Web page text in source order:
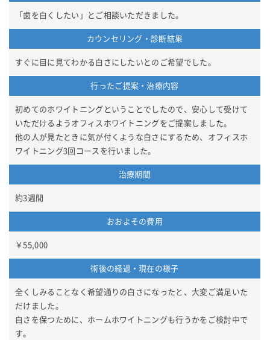
「歯を白くしたい」とご相談いただきました。
カウンセリング・診断結果
すぐに目に見てわかる白さにしたいとのご希望でした。
行ったご提案・治療内容
初めてのホワイトニングということでしたので、安心して受けて
いただけるようオフィスホワイトニングをご提案しました。
他の人が見たときに気が付くような白さにするため、オフィスホ
ワイトニング3回コースを行いました。
治療期間
約3週間
おおよその費用
￥55,000
術後の経過・現在の様子
全くしみることなく希望通りの白さになったと、大変ご満足いた
だけました。
白さを保つために、ホームホワイトニングも行うかをご検討中で
す。